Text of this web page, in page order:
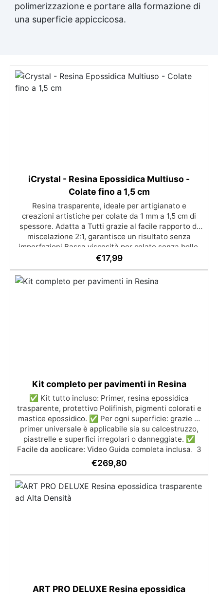
polimerizzazione e portare alla formazione di
una superficie appiccicosa.
iCrystal - Resina Epossidica Multiuso -
Colate fino a 1,5 cm
Resina trasparente, ideale per artigianato e
creazioni artistiche per colate da 1 mm a 1,5 cm di
spessore. Adatta a Tutti grazie al facile rapporto di
miscelazione 2:1, garantisce un risultato senza
imperfezioni Bassa viscosità per colate senza bolle,
compatibile con legno, silicone, vetro, metallo e altri
per il contatto con la pelle, Bpa Free e senza Solventi
(Voc Free) Superficie lucida, autolivellante e con filtri
€17,99
Kit completo per pavimenti in Resina
✅ Kit tutto incluso: Primer, resina epossidica
trasparente, protettivo Polifinish, pigmenti colorati e
mastice epossidico. ✅ Per ogni superficie: grazie al
primer universale è applicabile sia su calcestruzzo,
piastrelle e superfici irregolari o danneggiate. ✅
Facile da applicare: Video Guida completa inclusa, 3
semplici passaggi, dalla preparazione della superficie
alla finitura protettiva antigraffio. ✅ Risultati
professionali: Sistema autolivellante, resistente ai
raggi UV, duraturo e con finitura lucida o satinata. ✅
Personalizzabile: Disponibile in kit per metrature da
€269,80
ART PRO DELUXE Resina epossidica